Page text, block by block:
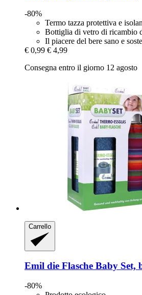
-80%
Termo tazza protettiva e
Bottiglia di vetro di ricambio
Il piacere del bere sano e
€ 0,99 € 4,99
Consegna entro il giorno 12 agosto
Carrello
Emil die Flasche Baby Set,
-80%